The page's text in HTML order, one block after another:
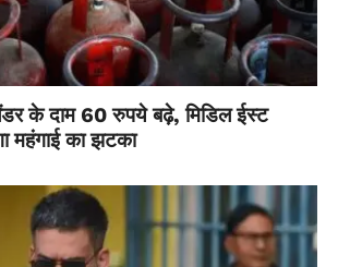
के दाम 60 रुपये बढ़े, मिडिल ईस्ट
महंगाई का झटका